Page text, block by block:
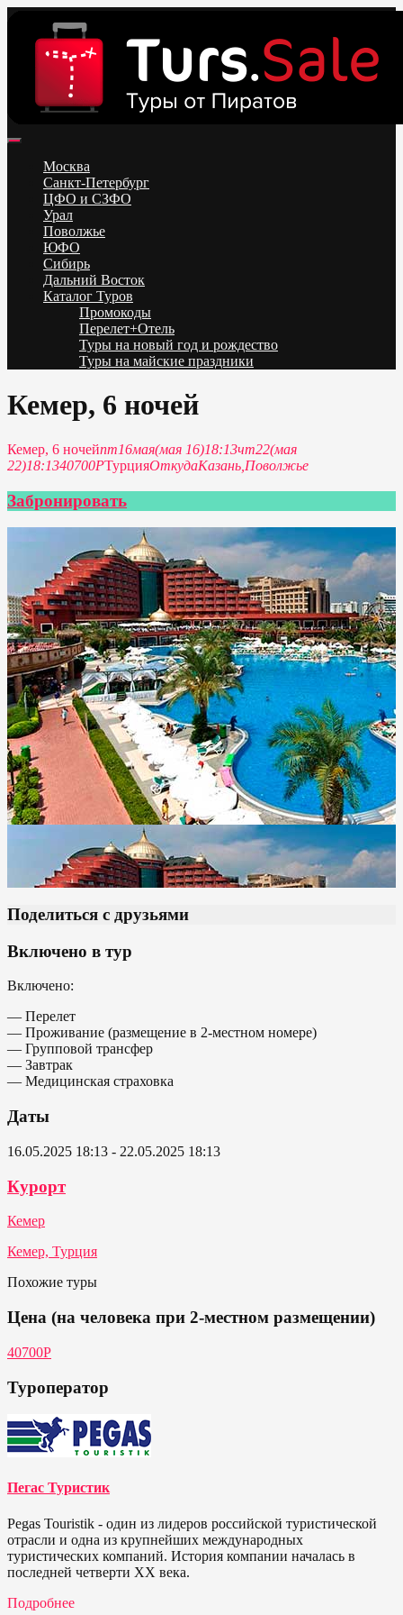
content
Низкие цены на путевки 3-7-10 ночей все включено, отдых на
море. Распродажа экскурсионных и горнолыжных туров.
Обновление каждый день. Официальный сайт Тур Сейл
Москва
Санкт-Петербург
ЦФО и СЗФО
Урал
Поволжье
ЮФО
Сибирь
Дальний Восток
Каталог Туров
Промокоды
Перелет+Отель
Туры на новый год и рождество
Туры на майские праздники
Кемер, 6 ночей
Кемер, 6 ночейпт16мая(мая 16)18:13чт22(мая
22)18:1340700PТурцияОткудаКазань, Поволжье
Забронировать
Поделиться с друзьями
Включено в тур
Включено:
— Перелет
— Проживание (размещение в 2-местном номере)
— Групповой трансфер
— Завтрак
— Медицинская страховка
Даты
16.05.2025 18:13 - 22.05.2025 18:13
Курорт
Кемер
Кемер, Турция
Похожие туры
Цена (на человека при 2-местном размещении)
40700P
Туроператор
Пегас Туристик
Pegas Touristik - один из лидеров российской туристической
отрасли и одна из крупнейших международных
туристических компаний. История компании началась в
последней четверти ХХ века.
Подробнее